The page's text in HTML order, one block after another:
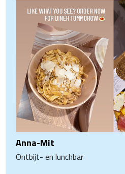
Anna-Mit
Ontbijt- en lunchbar